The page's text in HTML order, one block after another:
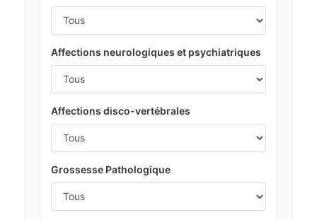
Affections neurologiques et psychiatriques
Affections disco-vertébrales
Grossesse Pathologique